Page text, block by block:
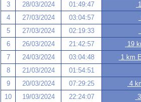
3
28/03/2024 01:49:47
4
27/03/2024 03:04:57
5
27/03/2024 02:19:33
6
26/03/2024 21:42:57
19
7
24/03/2024 03:04:48
1 km
8
21/03/2024
01:54:51
9
20/03/2024 07:29:25
4
10
19/03/2024 22:24:07